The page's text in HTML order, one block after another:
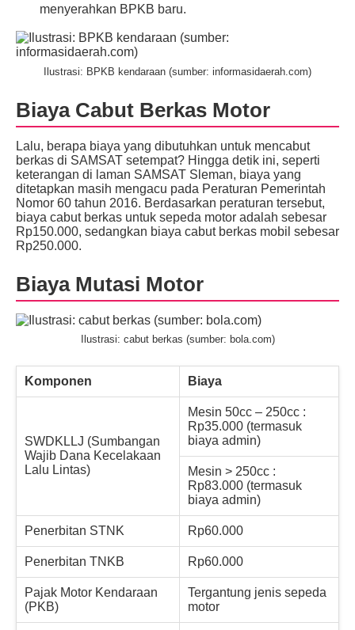
menyerahkan BPKB baru.
Ilustrasi: BPKB kendaraan (sumber: informasidaerah.com)
Biaya Cabut Berkas Motor
Lalu, berapa biaya yang dibutuhkan untuk mencabut
berkas di SAMSAT setempat? Hingga detik ini, seperti
keterangan di laman SAMSAT Sleman, biaya yang
ditetapkan masih mengacu pada Peraturan Pemerintah
Nomor 60 tahun 2016. Berdasarkan peraturan tersebut,
biaya cabut berkas untuk sepeda motor adalah sebesar
Rp150.000, sedangkan biaya cabut berkas mobil sebesar
Rp250.000.
Biaya Mutasi Motor
Ilustrasi: cabut berkas (sumber: bola.com)
Komponen Biaya
SWDKLLJ (Sumbangan
Wajib Dana Kecelakaan
Lalu Lintas)
Mesin 50cc – 250cc :
Rp35.000 (termasuk
biaya admin)
Mesin > 250cc :
Rp83.000 (termasuk
biaya admin)
Penerbitan STNK Rp60.000
Penerbitan TNKB Rp60.000
Pajak Motor Kendaraan
(PKB)
Tergantung jenis sepeda
motor